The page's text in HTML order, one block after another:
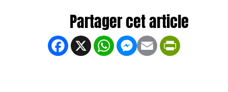
Facebook
X WhatsApp
Messenger
Email